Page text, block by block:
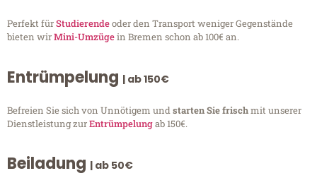
Perfekt fürStudierendeoder den Transport weniger Gegenstände
bieten wirMini-Umzügein Bremen schon ab 100€ an.
Entrümpelung | ab 150€
Befreien Sie sich von Unnötigem undstarten Sie frischmit unserer
Dienstleistung zurEntrümpelungab 150€.
Beiladung | ab 50€